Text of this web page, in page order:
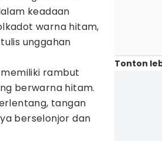
keadaan
warna hitam,
unggahan
rambut
berwarna hitam.
tangan
berselonjor dan
Tonton